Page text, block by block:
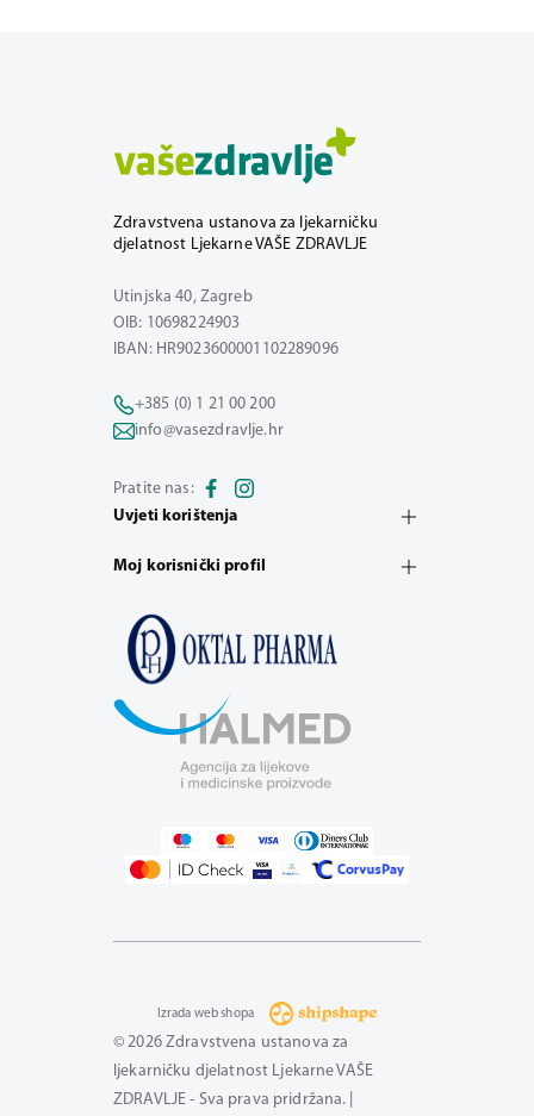
Zdravstvena ustanova za ljekarničku
djelatnost Ljekarne VAŠE ZDRAVLJE
Utinjska 40, Zagreb
OIB: 10698224903
IBAN: HR9023600001102289096
+385 (0) 1 21 00 200
info@vasezdravlje.hr
Pratite nas:
Uvjeti korištenja
Moj korisnički profil
© 2026 Zdravstvena ustanova za
ljekarničku djelatnost Ljekarne VAŠE
ZDRAVLJE - Sva prava pridržana. |
Izrada web shopa